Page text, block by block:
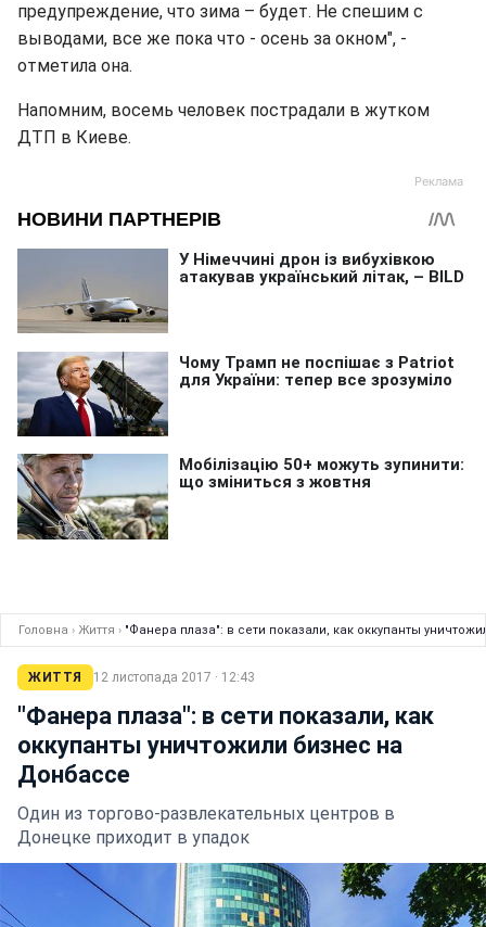
предупреждение, что зима – будет. Не спешим с
выводами, все же пока что - осень за окном", -
отметила она.
Напомним, восемь человек пострадали в жутком
ДТП в Киеве.
Головна › Життя › "Фанера плаза": в сети показали, как оккупанты
ЖИТТЯ 12 листопада 2017 · 12:43
"Фанера плаза": в сети показали, как
оккупанты уничтожили бизнес на
Донбассе
Один из торгово-развлекательных центров в
Донецке приходит в упадок